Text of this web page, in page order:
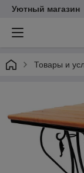
Уютный магазин
Товары и